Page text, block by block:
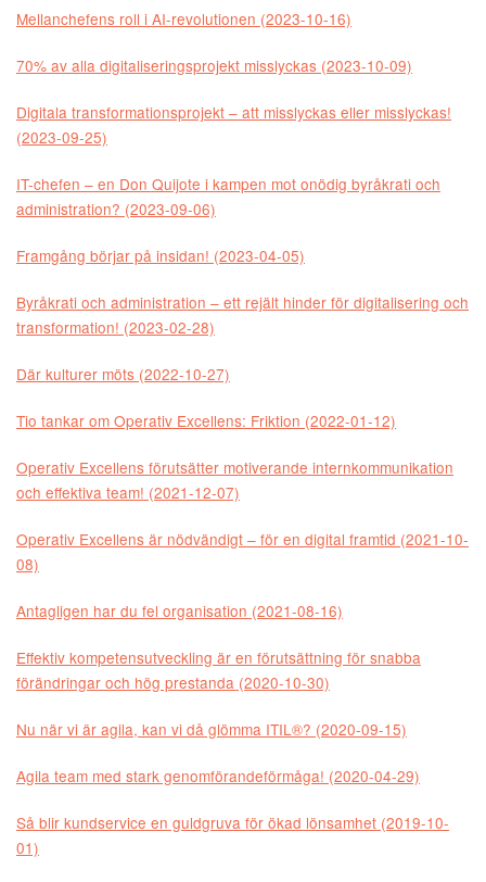
Mellanchefens roll i AI-revolutionen (2023-10-16)
70% av alla digitaliseringsprojekt misslyckas (2023-10-09)
Digitala transformationsprojekt – att misslyckas eller misslyckas!
(2023-09-25)
IT-chefen – en Don Quijote i kampen mot onödig byråkrati och
administration? (2023-09-06)
Framgång börjar på insidan! (2023-04-05)
Byråkrati och administration – ett rejält hinder för digitalisering och
transformation! (2023-02-28)
Där kulturer möts (2022-10-27)
Tio tankar om Operativ Excellens: Friktion (2022-01-12)
Operativ Excellens förutsätter motiverande internkommunikation
och effektiva team! (2021-12-07)
Operativ Excellens är nödvändigt – för en digital framtid (2021-10-
08)
Antagligen har du fel organisation (2021-08-16)
Effektiv kompetensutveckling är en förutsättning för snabba
förändringar och hög prestanda (2020-10-30)
Nu när vi är agila, kan vi då glömma ITIL®? (2020-09-15)
Agila team med stark genomförandeförmåga! (2020-04-29)
Så blir kundservice en guldgruva för ökad lönsamhet (2019-10-
01)